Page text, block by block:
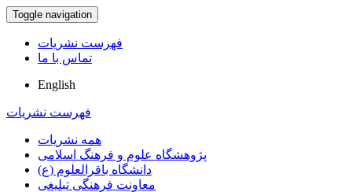
Toggle navigation
فهرست نشریات
تماس با ما
English
فهرست نشریات
همه نشریات
پژوهشگاه علوم و فرهنگ اسلامی
دانشگاه باقرالعلوم (ع)
معاونت فرهنگی تبلیغی